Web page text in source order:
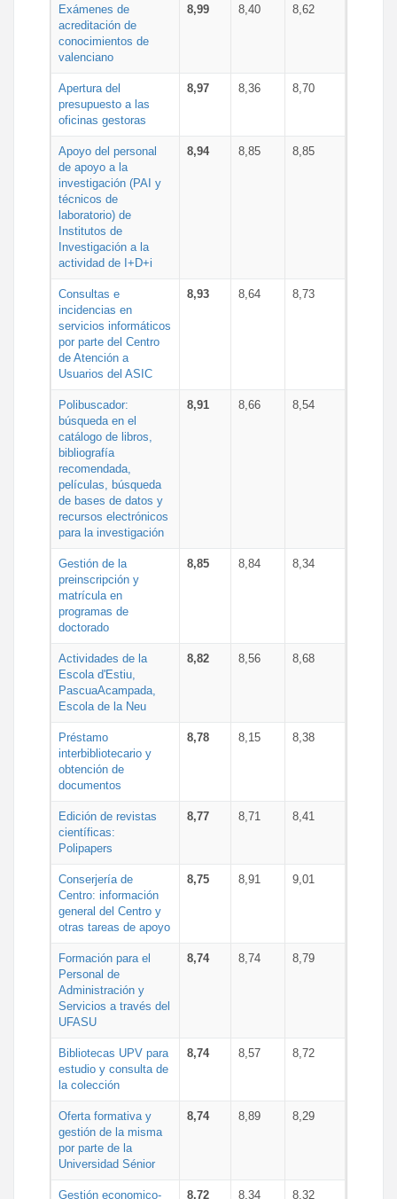
Exámenes de
acreditación de
conocimientos de
valenciano
8,99 8,40 8,62
Apertura del
presupuesto a las
oficinas gestoras
8,97 8,36 8,70
Apoyo del personal
de apoyo a la
investigación (PAI y
técnicos de
laboratorio) de
Institutos de
Investigación a la
actividad de I+D+i
8,94 8,85 8,85
Consultas e
incidencias en
servicios informáticos
por parte del Centro
de Atención a
Usuarios del ASIC
8,93 8,64 8,73
Polibuscador:
búsqueda en el
catálogo de libros,
bibliografía
recomendada,
películas, búsqueda
de bases de datos y
recursos electrónicos
para la investigación
8,91 8,66 8,54
Gestión de la
preinscripción y
matrícula en
programas de
doctorado
8,85 8,84 8,34
Actividades de la
Escola d'Estiu,
PascuaAcampada,
Escola de la Neu
8,82 8,56 8,68
Préstamo
interbibliotecario y
obtención de
documentos
8,78 8,15 8,38
Edición de revistas
científicas:
Polipapers
8,77 8,71 8,41
Conserjería de
Centro: información
general del Centro y
otras tareas de apoyo
8,75 8,91 9,01
Formación para el
Personal de
Administración y
Servicios a través del
UFASU
8,74 8,74 8,79
Bibliotecas UPV para
estudio y consulta de
la colección
8,74 8,57 8,72
Oferta formativa y
gestión de la misma
por parte de la
Universidad Sénior
8,74 8,89 8,29
Gestión economico- 8,72 8,34 8,32